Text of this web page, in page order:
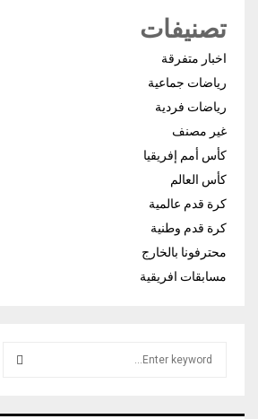
تصنيفات
اخبار متفرقة
رياضات جماعية
رياضات فردية
غير مصنف
كأس أمم إفريقيا
كأس العالم
كرة قدم عالمية
كرة قدم وطنية
محترفونا بالخارج
مسابقات افريقية